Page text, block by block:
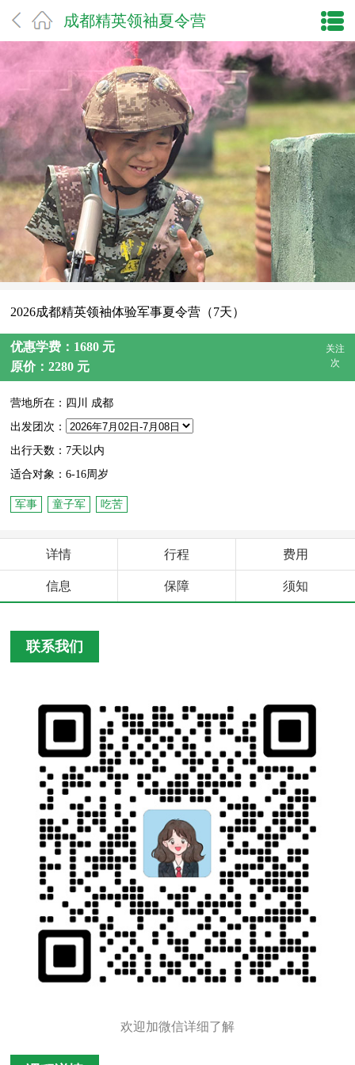
成都精英领袖夏令营
2026成都精英领袖体验军事夏令营（7天）
优惠学费：1680 元
原价：2280 元
关注
次
营地所在：四川 成都
出发团次：
出行天数：7天以内
适合对象：6-16周岁
军事 童子军 吃苦
详情 行程 费用
信息 保障 须知
联系我们
欢迎加微信详细了解